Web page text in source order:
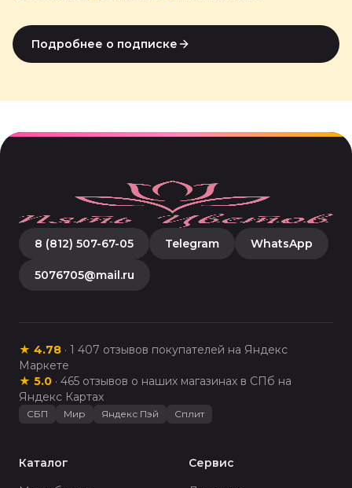
Подробнее о подписке
8 (812) 507-67-05 Telegram WhatsApp
5076705@mail.ru
★ 4.78 · 1 407 отзывов покупателей на Яндекс
Маркете
★ 5.0 · 465 отзывов о наших магазинах в СПб на
Яндекс Картах
СБП Мир Яндекс Пэй Сплит
Каталог
Сервис